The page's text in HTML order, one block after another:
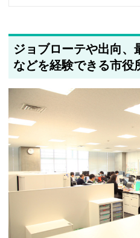
ジョブローテや出向、
などを経験できる市役